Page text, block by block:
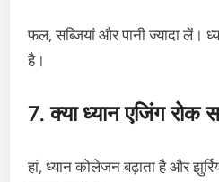
फल, सब्जियां और पानी ज्यादा लें।
है।
7. क्या ध्यान एजिंग रोक
हां, ध्यान कोलेजन बढ़ाता है और